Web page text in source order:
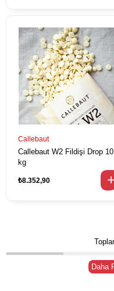
Callebaut
Callebaut W2 Fildişi Drop 10
kg
₺8.352,90
Daha